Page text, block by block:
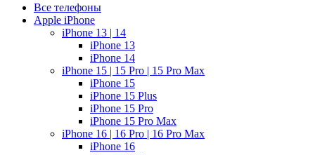
Все телефоны
Apple iPhone
iPhone 13 | 14
iPhone 13
iPhone 14
iPhone 15 | 15 Pro | 15 Pro Max
iPhone 15
iPhone 15 Plus
iPhone 15 Pro
iPhone 15 Pro Max
iPhone 16 | 16 Pro | 16 Pro Max
iPhone 16